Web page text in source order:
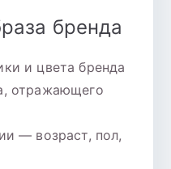
бренда
и цвета бренда
отражающего
— возраст, пол,